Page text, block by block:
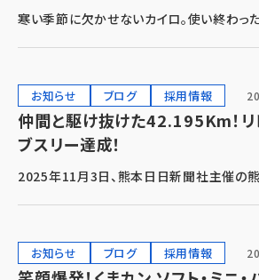
寒い季節に欠かせないカイロ。使い終わった
活動を行っています。 カイロに含まれる […]
お知らせ ブログ 採用情報
仲間と駆け抜けた42.195Km！リ
ブスリー達成！
2025年11月3日、熊本日日新聞社主催の
す！ 今回出場した熊本リレーマラソン […]
お知らせ ブログ 採用情報